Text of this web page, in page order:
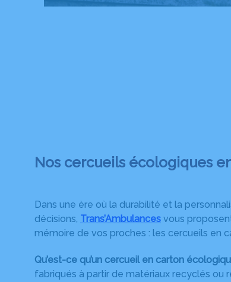
Nos cercueils écologiques
Dans une ère où la durabilité et la
décisions, Trans’Ambulances vous
mémoire de vos proches : les cercueils en
Qu’est-ce qu’un cercueil en carton
fabriqués à partir de matériaux recyclés ou